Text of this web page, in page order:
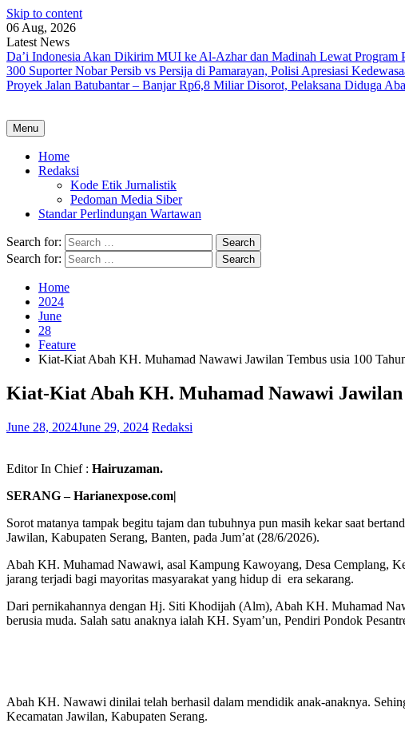
Skip to content
06 Aug, 2026
Latest News
Da’i Indonesia Akan Dikirim MUI ke Al-Azhar dan Madinah Lewat Program
300 Suporter Nobar Persib vs Persija di Pamarayan, Polisi Apresiasi
Proyek Jalan Batubantar – Banjar Rp6,8 Miliar Disorot, Pelaksana Diduga
Menu
Home
Redaksi
Kode Etik Jurnalistik
Pedoman Media Siber
Standar Perlindungan Wartawan
Search for:
Search for:
Home
2024
June
28
Feature
Kiat-Kiat Abah KH. Muhamad Nawawi Jawilan Tembus usia 100
Kiat-Kiat Abah KH. Muhamad Nawawi Jawilan
June 28, 2024June 29, 2024 Redaksi
Editor In Chief : Hairuzaman.
SERANG – Harianexpose.com|
Sorot matanya tampak begitu tajam dan tubuhnya pun masih kekar saat
Jawilan, Kabupaten Serang, Banten, pada Jum’at (28/6/2026).
Abah KH. Muhamad Nawawi, asal Kampung Kawoyang, Desa Cemplang,
jarang terjadi bagi mayoritas masyarakat yang hidup di era sekarang.
Dari pernikahannya dengan Hj. Siti Khodijah (Alm), Abah KH. Muhamad
berusia muda. Salah satu anaknya ialah KH. Syam’un, Pendiri Pondok
Abah KH. Nawawi dinilai telah berhasil dalam mendidik anak-anaknya.
Kecamatan Jawilan, Kabupaten Serang.